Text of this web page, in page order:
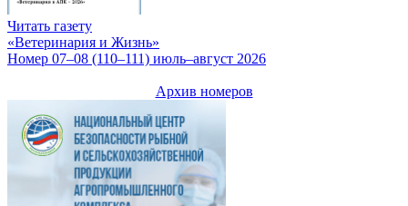
Читать газету
«Ветеринария и Жизнь»
Номер 07–08 (110–111) июль–август 2026
Архив номеров